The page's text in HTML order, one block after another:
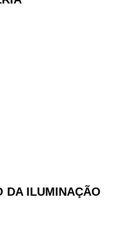
DA ILUMINAÇÃO